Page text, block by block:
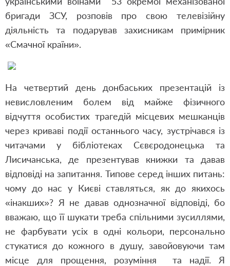
бригади ЗСУ, розповів про свою телевізійну
діяльність та подарував захисникам примірник
«Смачної країни».
На четвертий день донбаських презентацій із
невисловленим болем від майже фізичного
відчуття особистих трагедій місцевих мешканців
через криваві події останнього часу, зустрічався із
читачами у бібліотеках Сєвєродонецька та
Лисичанська, де презентував книжки та давав
відповіді на запитання. Типове серед інших питань:
чому до нас у Києві ставляться, як до якихось
«інакших»? Я не давав однозначної відповіді, бо
вважаю, що її шукати треба спільними зусиллями,
не фарбувати усіх в одні кольори, персонально
стукатися до кожного в душу, завойовуючи там
місце для прощення, розуміння та надії. Я